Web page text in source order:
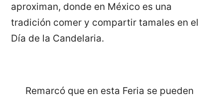
aproximan, donde en México es una
tradición comer y compartir tamales en el
Día de la Candelaria.
Remarcó que en esta Feria se pueden